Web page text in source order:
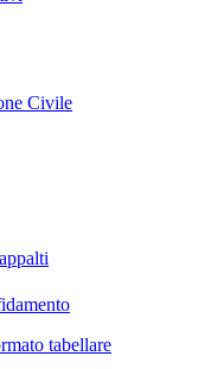
Civile
tabellare